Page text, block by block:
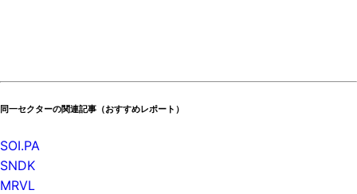
同一セクターの関連記事（おすすめレポート）
SOI.PA
SNDK
MRVL